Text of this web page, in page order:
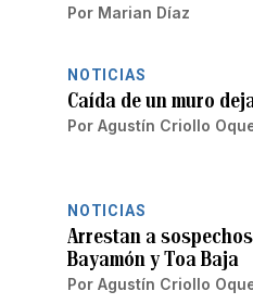
Por Marian Díaz
NOTICIAS
Caída de un muro
Por Agustín Criollo
NOTICIAS
Arrestan a
Bayamón y Toa Baja
Por Agustín Criollo